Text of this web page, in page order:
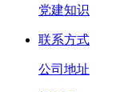
党建知识
联系方式
公司地址